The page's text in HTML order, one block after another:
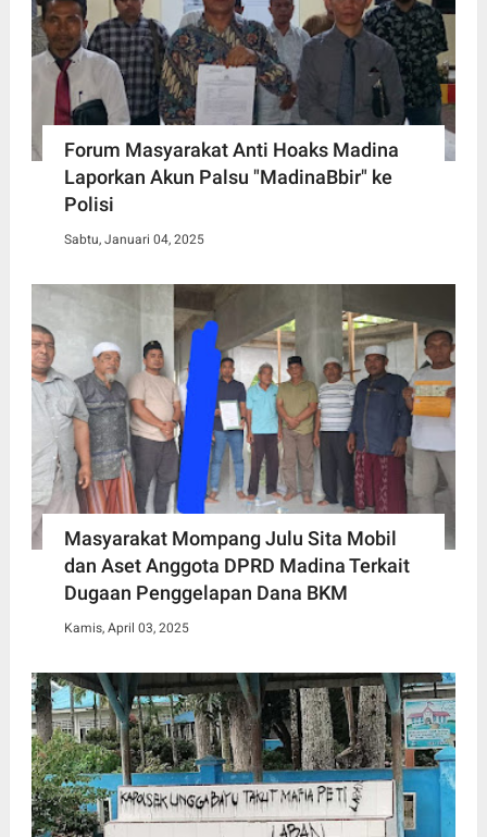
Forum Masyarakat Anti Hoaks Madina
Laporkan Akun Palsu "MadinaBbir" ke
Polisi
Sabtu, Januari 04, 2025
Masyarakat Mompang Julu Sita Mobil
dan Aset Anggota DPRD Madina Terkait
Dugaan Penggelapan Dana BKM
Kamis, April 03, 2025